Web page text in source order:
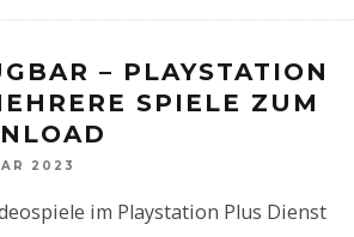
– PLAYSTATION
SPIELE ZUM
2023
im Playstation Plus Dienst